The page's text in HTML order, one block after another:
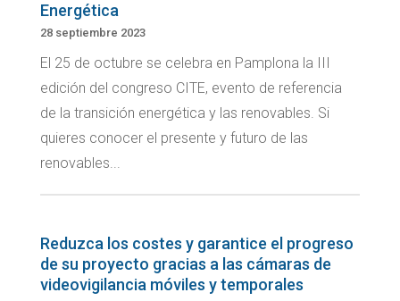
Energética
28 septiembre 2023
El 25 de octubre se celebra en Pamplona la III
edición del congreso CITE, evento de referencia
de la transición energética y las renovables. Si
quieres conocer el presente y futuro de las
renovables...
Reduzca los costes y garantice el progreso
de su proyecto gracias a las cámaras de
videovigilancia móviles y temporales